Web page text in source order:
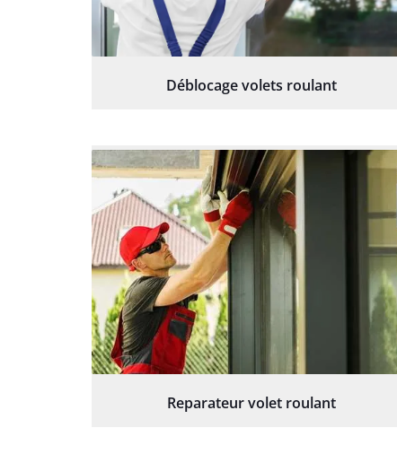
Déblocage volets roulant
Reparateur volet roulant